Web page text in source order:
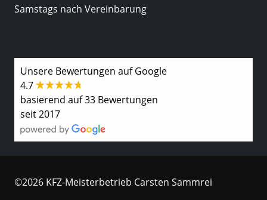
Samstags nach Vereinbarung
Unsere Bewertungen auf Google
4.7
basierend auf 33 Bewertungen
seit 2017
©2026 KFZ-Meisterbetrieb Carsten Sammrei